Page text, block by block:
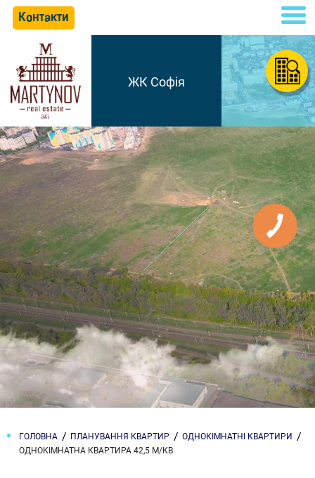
Контакти
ЖК Софія
ГОЛОВНА ПЛАНУВАННЯ КВАРТИР
ОДНОКІМНАТНІ КВАРТИРИ
ОДНОКІМНАТНА КВАРТИРА 42,5 М/КВ